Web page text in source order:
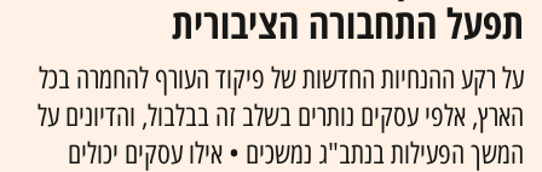
תפעל התחבורה הציבורית
על רקע ההנחיות החדשות של פיקוד העורף להחמרה בכל
הארץ, אלפי עסקים נותרים בשלב זה בבלבול, והדיונים על
המשך הפעילות בנתב"ג נמשכים • אילו עסקים יכולים